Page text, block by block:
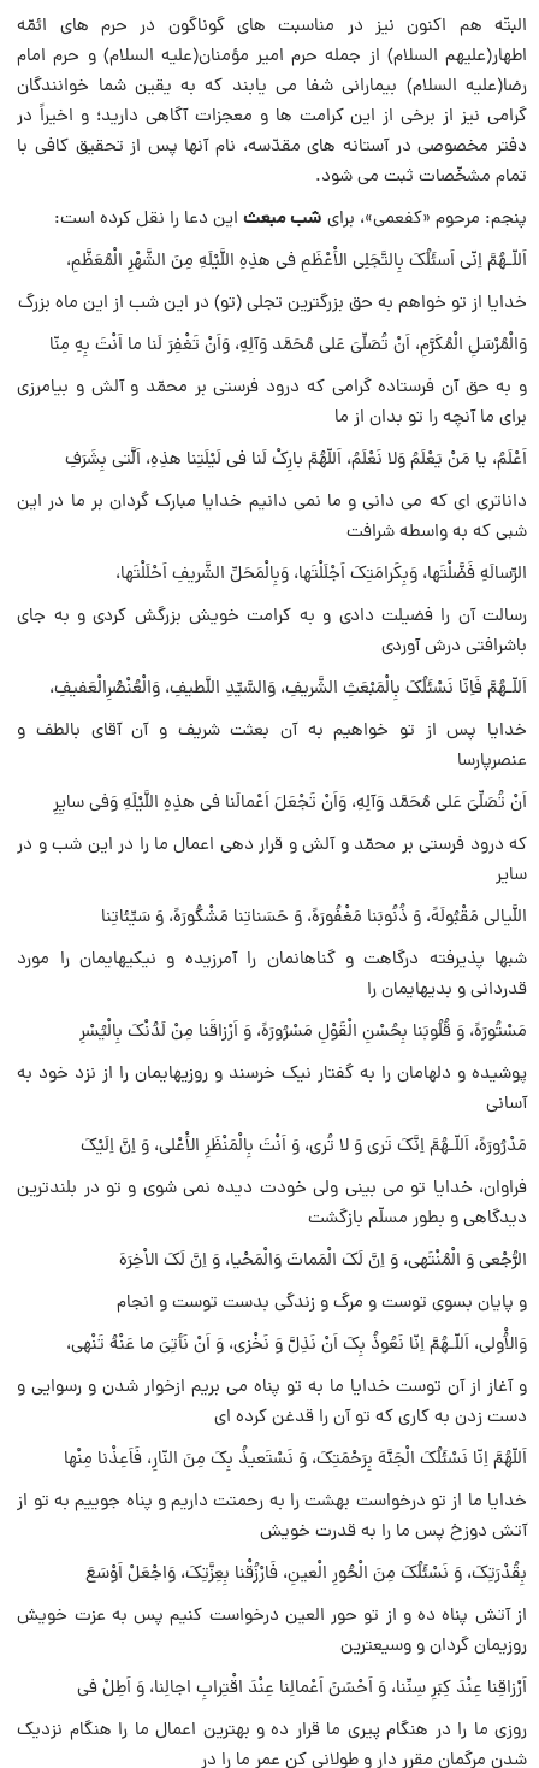
البتّه هم اکنون نیز در مناسبت هاى گوناگون در حرم هاى ائمّه
اطهار(علیهم السلام) از جمله حرم امیر مؤمنان(علیه السلام) و حرم امام
رضا(علیه السلام) بیمارانى شفا مى یابند که به یقین شما خوانندگان
گرامى نیز از برخى از این کرامت ها و معجزات آگاهى دارید؛ و اخیراً در
دفتر مخصوصى در آستانه هاى مقدّسه، نام آنها پس از تحقیق کافى با
تمام مشخّصات ثبت مى شود.
پنجم: مرحوم «کفعمى»، براى شب مبعث این دعا را نقل کرده است:
اَللّـهُمَّ اِنّى اَسئَلُکَ بِالتَّجَلِى الاَْعْظَمِ فى هذِهِ اللَّیْلَهِ مِنَ الشَّهْرِ الْمُعَظَّمِ،
خدایا از تو خواهم به حق بزرگترین تجلى (تو) در این شب از این ماه بزرگ
وَالْمُرْسَلِ الْمُکَرَّمِ، اَنْ تُصَلِّىَ عَلى مُحَمَّد وَآلِهِ، وَاَنْ تَغْفِرَ لَنا ما اَنْتَ بِهِ مِنّا
و به حق آن فرستاده گرامى که درود فرستى بر محمّد و آلش و بیامرزى
براى ما آنچه را تو بدان از ما
اَعْلَمُ، یا مَنْ یَعْلَمُ وَلا نَعْلَمُ، اَللّهُمَّ بارِکْ لَنا فى لَیْلَتِنا هذِهِ، اَلَّتى بِشَرَفِ
داناترى اى که مى دانى و ما نمى دانیم خدایا مبارک گردان بر ما در این
شبى که به واسطه شرافت
الرِّسالَهِ فَضَّلْتَها، وَبِکَرامَتِکَ اَجْلَلْتَها، وَبِالْمَحَلِّ الشَّریفِ اَحْلَلْتَها،
رسالت آن را فضیلت دادى و به کرامت خویش بزرگش کردى و به جاى
باشرافتى درش آوردى
اَللّـهُمَّ فَاِنّا نَسْئَلُکَ بِالْمَبْعَثِ الشَّریفِ، وَالسَّیِّدِ اللَّطیفِ، وَالْعُنْصُرِالْعَفیفِ،
خدایا پس از تو خواهیم به آن بعثت شریف و آن آقاى بالطف و
عنصرپارسا
اَنْ تُصَلِّىَ عَلى مُحَمَّد وَآلِهِ، وَاَنْ تَجْعَلَ اَعْمالَنا فى هذِهِ اللَّیْلَهِ وَفى سایِرِ
که درود فرستى بر محمّد و آلش و قرار دهى اعمال ما را در این شب و در
سایر
اللَّیالى مَقْبُولَهً، وَ ذُنُوبَنا مَغْفُورَهً، وَ حَسَناتِنا مَشْکُورَهً، وَ سَیِّئاتِنا
شبها پذیرفته درگاهت و گناهانمان را آمرزیده و نیکیهایمان را مورد
قدردانى و بدیهایمان را
مَسْتُورَهً، وَ قُلُوبَنا بِحُسْنِ الْقَوْلِ مَسْرُورَهً، وَ اَرْزاقَنا مِنْ لَدُنْکَ بِالْیُسْرِ
پوشیده و دلهامان را به گفتار نیک خرسند و روزیهایمان را از نزد خود به
آسانى
مَدْرُورَهً، اَللّـهُمَّ اِنَّکَ تَرى وَ لا تُرى، وَ اَنْتَ بِالْمَنْظَرِ الاَْعْلى، وَ اِنَّ اِلَیْکَ
فراوان، خدایا تو مى بینى ولى خودت دیده نمى شوى و تو در بلندترین
دیدگاهى و بطور مسلّم بازگشت
الرُّجْعى وَ الْمُنْتَهى، وَ اِنَّ لَکَ الْمَماتَ وَالْمَحْیا، وَ اِنَّ لَکَ الاْخِرَهَ
و پایان بسوى توست و مرگ و زندگى بدست توست و انجام
وَالاُْولى، اَللّـهُمَّ اِنّا نَعُوذُ بِکَ اَنْ نَذِلَّ وَ نَخْزى، وَ اَنْ نَأتِىَ ما عَنْهُ تَنْهى،
و آغاز از آن توست خدایا ما به تو پناه مى بریم ازخوار شدن و رسوایى و
دست زدن به کارى که تو آن را قدغن کرده اى
اَللّهُمَّ اِنّا نَسْئَلُکَ الْجَنَّهَ بِرَحْمَتِکَ، وَ نَسْتَعیذُ بِکَ مِنَ النّارِ، فَاَعِذْنا مِنْها
خدایا ما از تو درخواست بهشت را به رحمتت داریم و پناه جوییم به تو از
آتش دوزخ پس ما را به قدرت خویش
بِقُدْرَتِکَ، وَ نَسْئَلُکَ مِنَ الْحُورِ الْعینِ، فَارْزُقْنا بِعِزَّتِکَ، وَاجْعَلْ اَوْسَعَ
از آتش پناه ده و از تو حور العین درخواست کنیم پس به عزت خویش
روزیمان گردان و وسیعترین
اَرْزاقِنا عِنْدَ کِبَرِ سِنِّنا، وَ اَحْسَنَ اَعْمالِنا عِنْدَ اقْتِرابِ اجالِنا، وَ اَطِلْ فى
روزى ما را در هنگام پیرى ما قرار ده و بهترین اعمال ما را هنگام نزدیک
شدن مرگمان مقرر دار و طولانى کن عمر ما را در